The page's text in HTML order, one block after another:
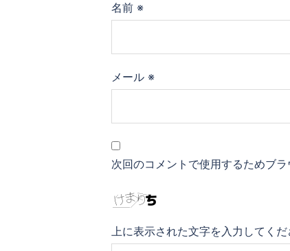
名前 ※
メール ※
次回のコメントで使用するためブ
上に表示された文字を入力してくだ